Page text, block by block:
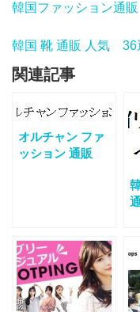
韓国ファッション通
韓国 靴 通販 人気
関連記事
オルチャン ファ
ッション 通販